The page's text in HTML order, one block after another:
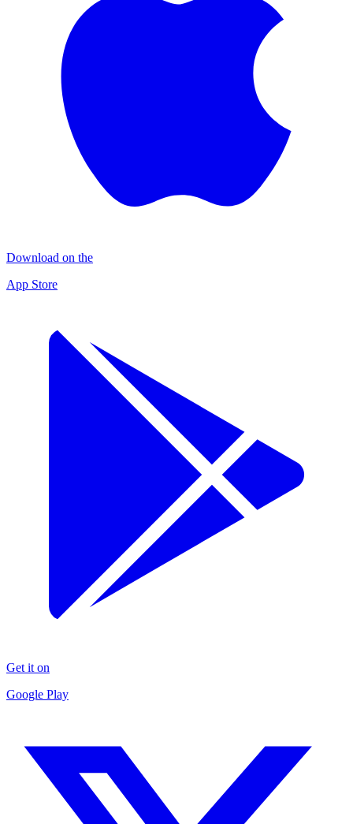
Download on the
App Store
Get it on
Google Play